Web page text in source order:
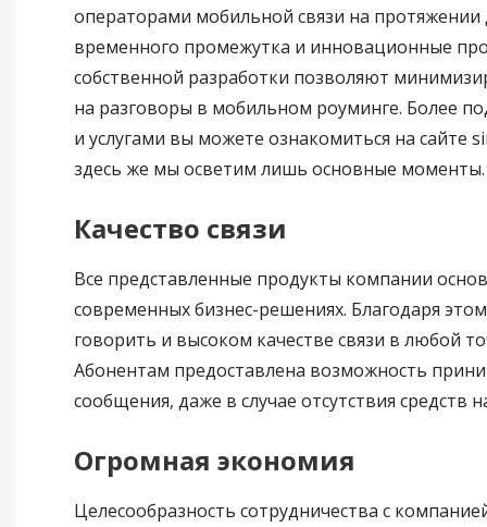
операторами мобильной связи на протяжении
временного промежутка и инновационные
собственной разработки позволяют
на разговоры в мобильном роуминге. Более
и услугами вы можете ознакомиться на сайте
здесь же мы осветим лишь основные моменты.
Качество связи
Все представленные продукты компании
современных бизнес-решениях. Благодаря
говорить и высоком качестве связи в любой
Абонентам предоставлена возможность
сообщения, даже в случае отсутствия средств
Огромная экономия
Целесообразность сотрудничества с